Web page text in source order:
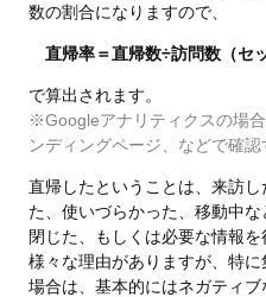
数の割合になりますので、
直帰率＝直帰数÷訪問数（セ
で算出されます。
※Googleアナリティクスの場
ンディングページ、などで確認
直帰したということは、来訪
た、使いづらかった、移動中
閉じた、もしくは必要な情報
様々な理由がありますが、特
場合は、基本的にはネガティ